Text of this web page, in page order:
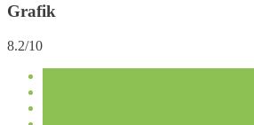
Grafik
8.2/10